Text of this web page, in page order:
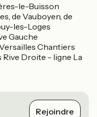
le-Buisson
de Vauboyen, de
les-Loges
Gauche
Versailles Chantiers
Rive Droite - ligne La
Rejoindre